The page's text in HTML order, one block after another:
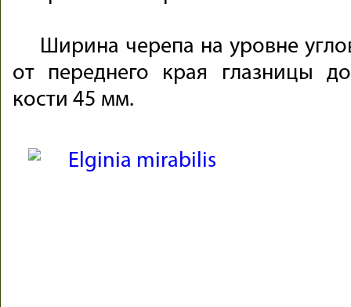
Ширина черепа на уровне
от переднего края глазницы
кости 45 мм.